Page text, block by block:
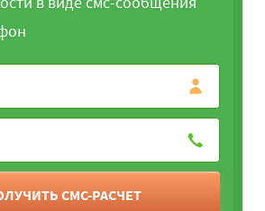
СМС-РАСЧЕТ